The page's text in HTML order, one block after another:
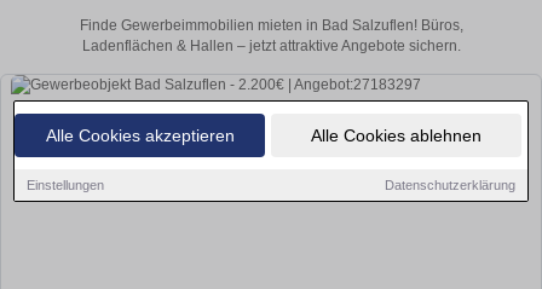
Alle Cookies akzeptieren Alle Cookies ablehnen
Einstellungen Datenschutzerklärung
Finde Gewerbeimmobilien mieten in Bad Salzuflen! Büros,
Ladenflächen & Hallen – jetzt attraktive Angebote sichern.